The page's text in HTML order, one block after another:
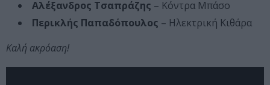
Αλέξανδρος Τσαπράζης – Κόντρα Μπάσο
Περικλής Παπαδόπουλος – Ηλεκτρική Κιθάρα
Καλή ακρόαση!